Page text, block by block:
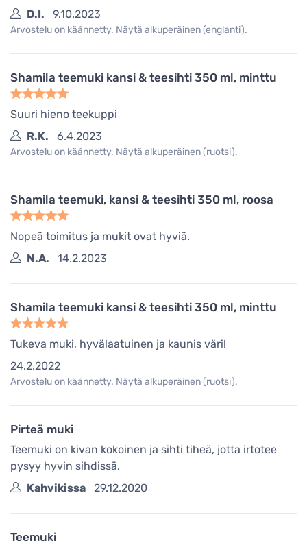
D.I.
9.10.2023
Arvostelu on käännetty. Näytä alkuperäinen (englanti).
Shamila teemuki kansi & teesihti 350 ml, minttu
Suuri hieno teekuppi
R.K.
6.4.2023
Arvostelu on käännetty. Näytä alkuperäinen (ruotsi).
Shamila teemuki, kansi & teesihti 350 ml, roosa
Nopeä toimitus ja mukit ovat hyviä.
N.A.
14.2.2023
Shamila teemuki kansi & teesihti 350 ml, minttu
Tukeva muki, hyvälaatuinen ja kaunis väri!
24.2.2022
Arvostelu on käännetty. Näytä alkuperäinen (ruotsi).
Pirteä muki
Teemuki on kivan kokoinen ja sihti tiheä, jotta irtotee
pysyy hyvin sihdissä.
Kahvikissa
29.12.2020
Teemuki